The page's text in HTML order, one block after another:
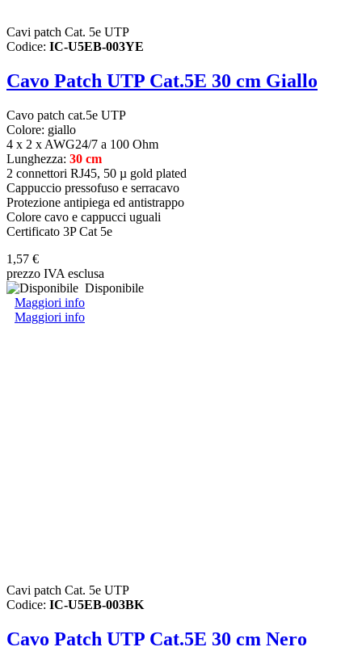
Cavi patch Cat. 5e UTP
Codice: IC-U5EB-003YE
Cavo Patch UTP Cat.5E 30 cm Giallo
Cavo patch cat.5e UTP
Colore: giallo
4 x 2 x AWG24/7 a 100 Ohm
Lunghezza: 30 cm
2 connettori RJ45, 50 µ gold plated
Cappuccio pressofuso e serracavo
Protezione antipiega ed antistrappo
Colore cavo e cappucci uguali
Certificato 3P Cat 5e
1,57 €
prezzo IVA esclusa
Disponibile
Maggiori info
Maggiori info
Cavi patch Cat. 5e UTP
Codice: IC-U5EB-003BK
Cavo Patch UTP Cat.5E 30 cm Nero